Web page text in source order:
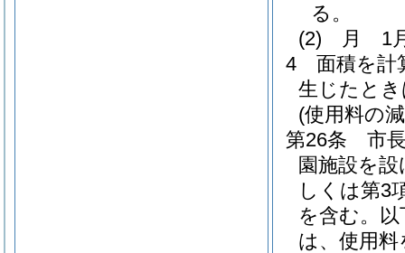
る。
(2)
月 1
4
面積を計
生じたと
(使用料の
第26条
市
園施設を
しくは第3
を含む。
は、使用